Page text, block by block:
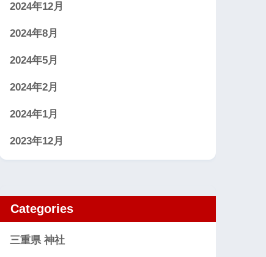
2024年12月
2024年8月
2024年5月
2024年2月
2024年1月
2023年12月
Categories
三重県 神社